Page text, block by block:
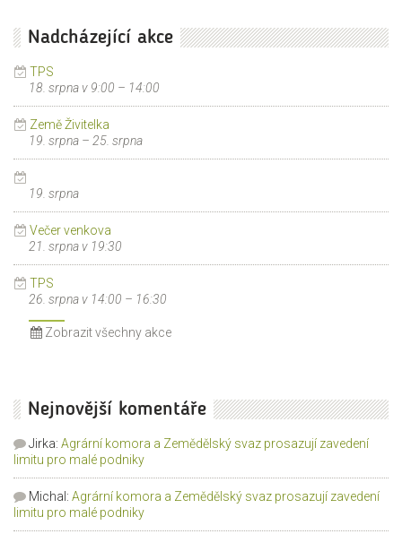
Nadcházející akce
TPS
18. srpna v 9:00 – 14:00
Země Živitelka
19. srpna – 25. srpna
19. srpna
Večer venkova
21. srpna v 19:30
TPS
26. srpna v 14:00 – 16:30
Zobrazit všechny akce
Nejnovější komentáře
Jirka: Agrární komora a Zemědělský svaz prosazují zavedení
limitu pro malé podniky
Michal : Agrární komora a Zemědělský svaz prosazují zavedení
limitu pro malé podniky